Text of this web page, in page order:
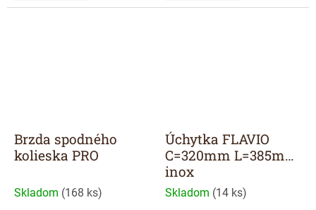
Brzda spodného
kolieska PRO
Skladom (168 ks)
Úchytka FLAVIO
C=320mm L=385mm
inox
Skladom (14 ks)